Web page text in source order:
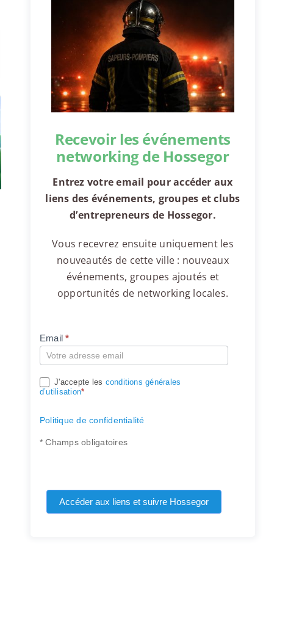
Recevoir les événements
networking de Hossegor
Entrez votre email pour accéder aux
liens des événements, groupes et clubs
d’entrepreneurs de Hossegor.
Vous recevrez ensuite uniquement les
nouveautés de cette ville : nouveaux
événements, groupes ajoutés et
opportunités de networking locales.
Compte
Email*
J'accepte les conditions générales
d’utilisation*
Politique de confidentialité
* Champs obligatoires
Accéder aux liens et suivre Hossegor